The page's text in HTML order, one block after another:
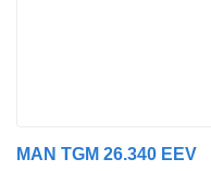
MAN TGM 26.340 EEV